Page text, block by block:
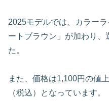
2025モデルでは、カラー
ートブラウン」が加わり、
た。
また、価格は1,100円の値
（税込）となっています。